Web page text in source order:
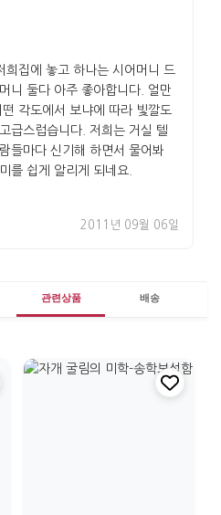
희집에 놓고 하나는 시어머니 드
니 둘다 아주 좋아합니다. 얼만
각도에서 보냐에 따라 빛깔도
급스럽습니다. 저희는 거실 텔
들마다 신기해 하면서 물어봐
를 쉽게 알리게 되네요.
2011년 09월 06일
관련상품 배송